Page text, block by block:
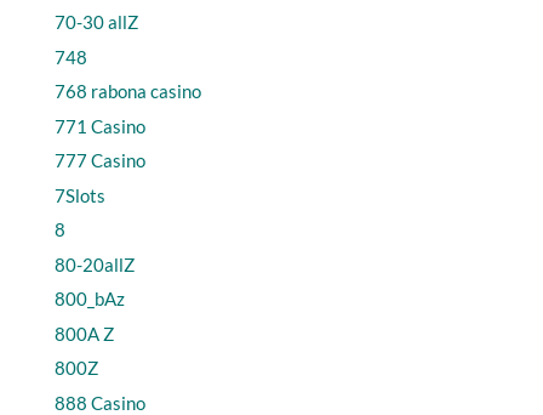
70-30 allZ
748
768 rabona casino
771 Casino
777 Casino
7Slots
8
80-20allZ
800_bAz
800A Z
800Z
888 Casino